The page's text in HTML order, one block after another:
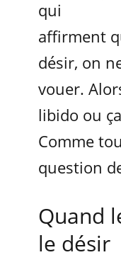
qui
affirment
désir, on
vouer.
libido ou
Comme
question
Quand
le désir